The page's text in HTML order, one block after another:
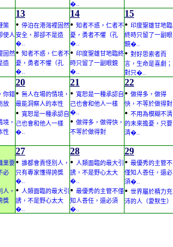
�..
策
使人
固然
造
13
• 停泊在港灣裡固然
安全，那卻不是造
�..
• 知者不惑，仁者不
憂，勇者不懼（孔
�..
14
• 知者不惑，仁者不
憂，勇者不懼（孔
�..
• 印度聖雄甘地臨終
時只留了一副眼鏡
�..
15
• 印度聖雄甘地臨
終時只留了一副眼
鏡�..
• 對好思索者而
言，生命是喜劇；
對只�..
你錯
放
境，
性
20
• 無人在場的情境，
最能洞察人的本性
• 寬恕是一種承認自
己也會和他人一樣
�..
21
• 寬恕是一種承認自
己也會和他人一樣
�..
• 做得多，做得快，
不等於做得對
22
• 做得多，做得
快，不等於做得對
• 不用為模糊不清
的未來擔憂，只要
清�..
業要
必
人，
獎
27
• 誰都會責怪別人，
只有專家懂得誇獎
�..
• 人類面臨的最大引
誘，不是野心太大
�..
28
• 人類面臨的最大引
誘，不是野心太大
�..
• 最優秀的主管不僅
知人善任，還必須
�..
29
• 最優秀的主管不
僅知人善任，還必
須�..
• 世界屬於精力充
沛的人（愛默生）